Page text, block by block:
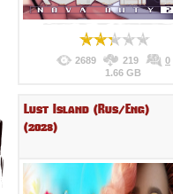
2689 219
0
1.66 GB
Lust Island (Rus/Eng)
(2023)